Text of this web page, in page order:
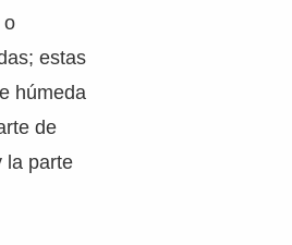
o
estas
húmeda
de
la parte